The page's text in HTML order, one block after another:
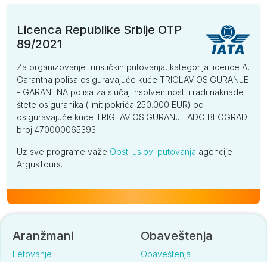
Licenca Republike Srbije OTP
89/2021
Za organizovanje turističkih putovanja, kategorija licence A.
Garantna polisa osiguravajuće kuće TRIGLAV OSIGURANJE
- GARANTNA polisa za slučaj insolventnosti i radi naknade
štete osiguranika (limit pokrića 250.000 EUR) od
osiguravajuće kuće TRIGLAV OSIGURANJE ADO BEOGRAD
broj 470000065393.
Uz sve programe važe Opšti uslovi putovanja agencije
ArgusTours.
Aranžmani
Letovanje
Obaveštenja
Obaveštenja